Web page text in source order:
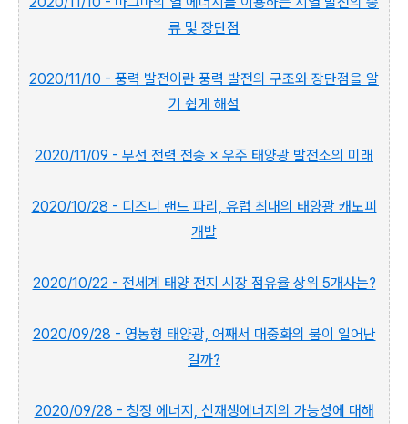
류 및 장단점
2020/11/10 - 풍력 발전이란 풍력 발전의 구조와 장단점을 알
기 쉽게 해설
2020/11/09 - 무선 전력 전송 × 우주 태양광 발전소의 미래
2020/10/28 - 디즈니 랜드 파리, 유럽 최대의 태양광 캐노피
개발
2020/10/22 - 전세계 태양 전지 시장 점유율 상위 5개사는?
2020/09/28 - 영농형 태양광, 어째서 대중화의 붐이 일어난
걸까?
2020/09/28 - 청정 에너지, 신재생에너지의 가능성에 대해